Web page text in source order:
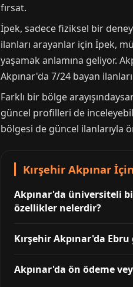
fırsat.
İpek, sadece fiziksel bir
ilanları arayanlar için İpek,
yaşamak anlamına geliyor.
Akpınar'da 7/24 bayan
Farklı bir bölge
güncel profilleri de
bölgesi de güncel ilanlarıyla
Kırşehir Akpınar
Akpınar'da üniversiteli
özellikler nelerdir?
Kırşehir Akpınar'da
Akpınar'da ön ödeme